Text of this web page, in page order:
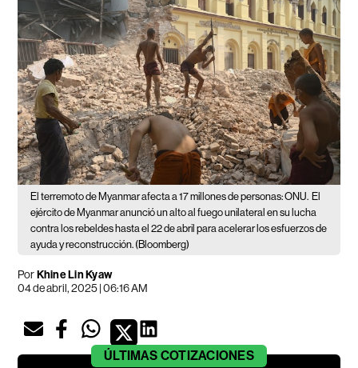
El terremoto de Myanmar afecta a 17 millones de personas: ONU. El
ejército de Myanmar anunció un alto al fuego unilateral en su lucha
contra los rebeldes hasta el 22 de abril para acelerar los esfuerzos de
ayuda y reconstrucción. (Bloomberg)
PorKhine Lin Kyaw
04 de abril, 2025 | 06:16 AM
ÚLTIMAS COTIZACIONES